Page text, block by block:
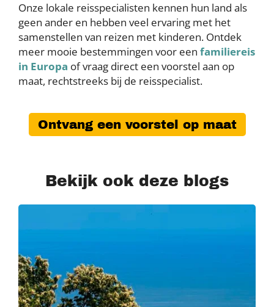
Onze lokale reisspecialisten kennen hun land als
geen ander en hebben veel ervaring met het
samenstellen van reizen met kinderen. Ontdek
meer mooie bestemmingen voor een familiereis
in Europa of vraag direct een voorstel aan op
maat, rechtstreeks bij de reisspecialist.
Ontvang een voorstel op maat
Bekijk ook deze blogs